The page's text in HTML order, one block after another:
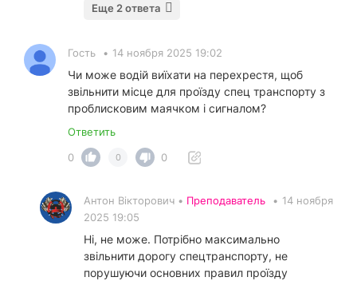
Еще 2 ответа
Гость • 14 ноября 2025 19:02
Чи може водій виїхати на перехрестя, щоб
звільнити місце для проїзду спец транспорту з
проблисковим маячком і сигналом?
Ответить
0
0 0
Антон Вікторович • Преподаватель • 14 ноября
2025 19:05
Ні, не може. Потрібно максимально
звільнити дорогу спецтранспорту, не
порушуючи основних правил проїзду